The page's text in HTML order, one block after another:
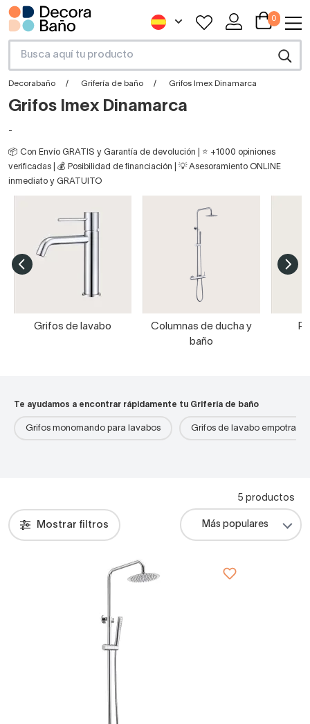
0
Decorabaño Grifería de baño Grifos Imex Dinamarca
Grifos Imex Dinamarca
-
📦 Con Envío GRATIS y Garantía de devolución | ⭐ +1000 opiniones
verificadas | 💰 Posibilidad de financiación | 💡 Asesoramiento ONLINE
inmediato y GRATUITO
Grifos de lavabo
Columnas de ducha y
baño
Te ayudamos a encontrar rápidamente tu Grifería de baño
Grifos monomando para lavabos Grifos de lavabo
Mostrar filtros
5 productos